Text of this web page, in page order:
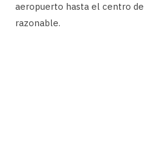
aeropuerto hasta el centro
razonable.